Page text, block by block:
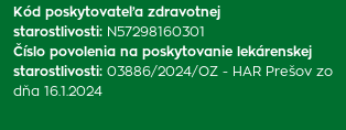
Kód poskytovateľa zdravotnej
starostlivosti: N57298160301
Číslo povolenia na poskytovanie lekárenskej
starostlivosti: 03886/2024/OZ - HAR Prešov zo
dňa 16.1.2024